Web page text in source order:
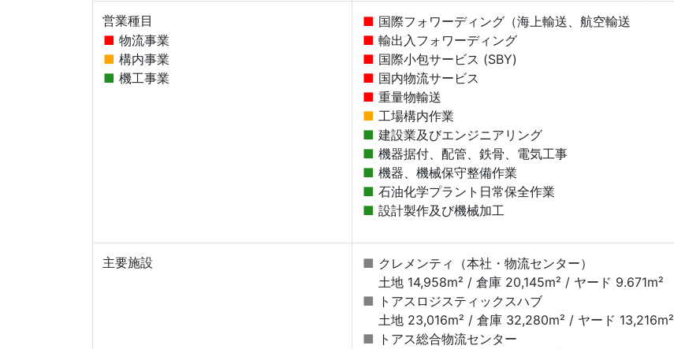
営業種目
物流事業
構内事業
機工事業
国際フォワーディング（海上輸送、航空輸送
輸出入フォワーディング
国際小包サービス (SBY)
国内物流サービス
重量物輸送
工場構内作業
建設業及びエンジニアリング
機器据付、配管、鉄骨、電気工事
機器、機械保守整備作業
石油化学プラント日常保全作業
設計製作及び機械加工
主要施設
クレメンティ（本社・物流センター）
土地 14,958m² / 倉庫 20,145m² / ヤード 9.671m²
トアスロジスティックスハブ
土地 23,016m² / 倉庫 32,280m² / ヤード 13,216m²
トアス総合物流センター